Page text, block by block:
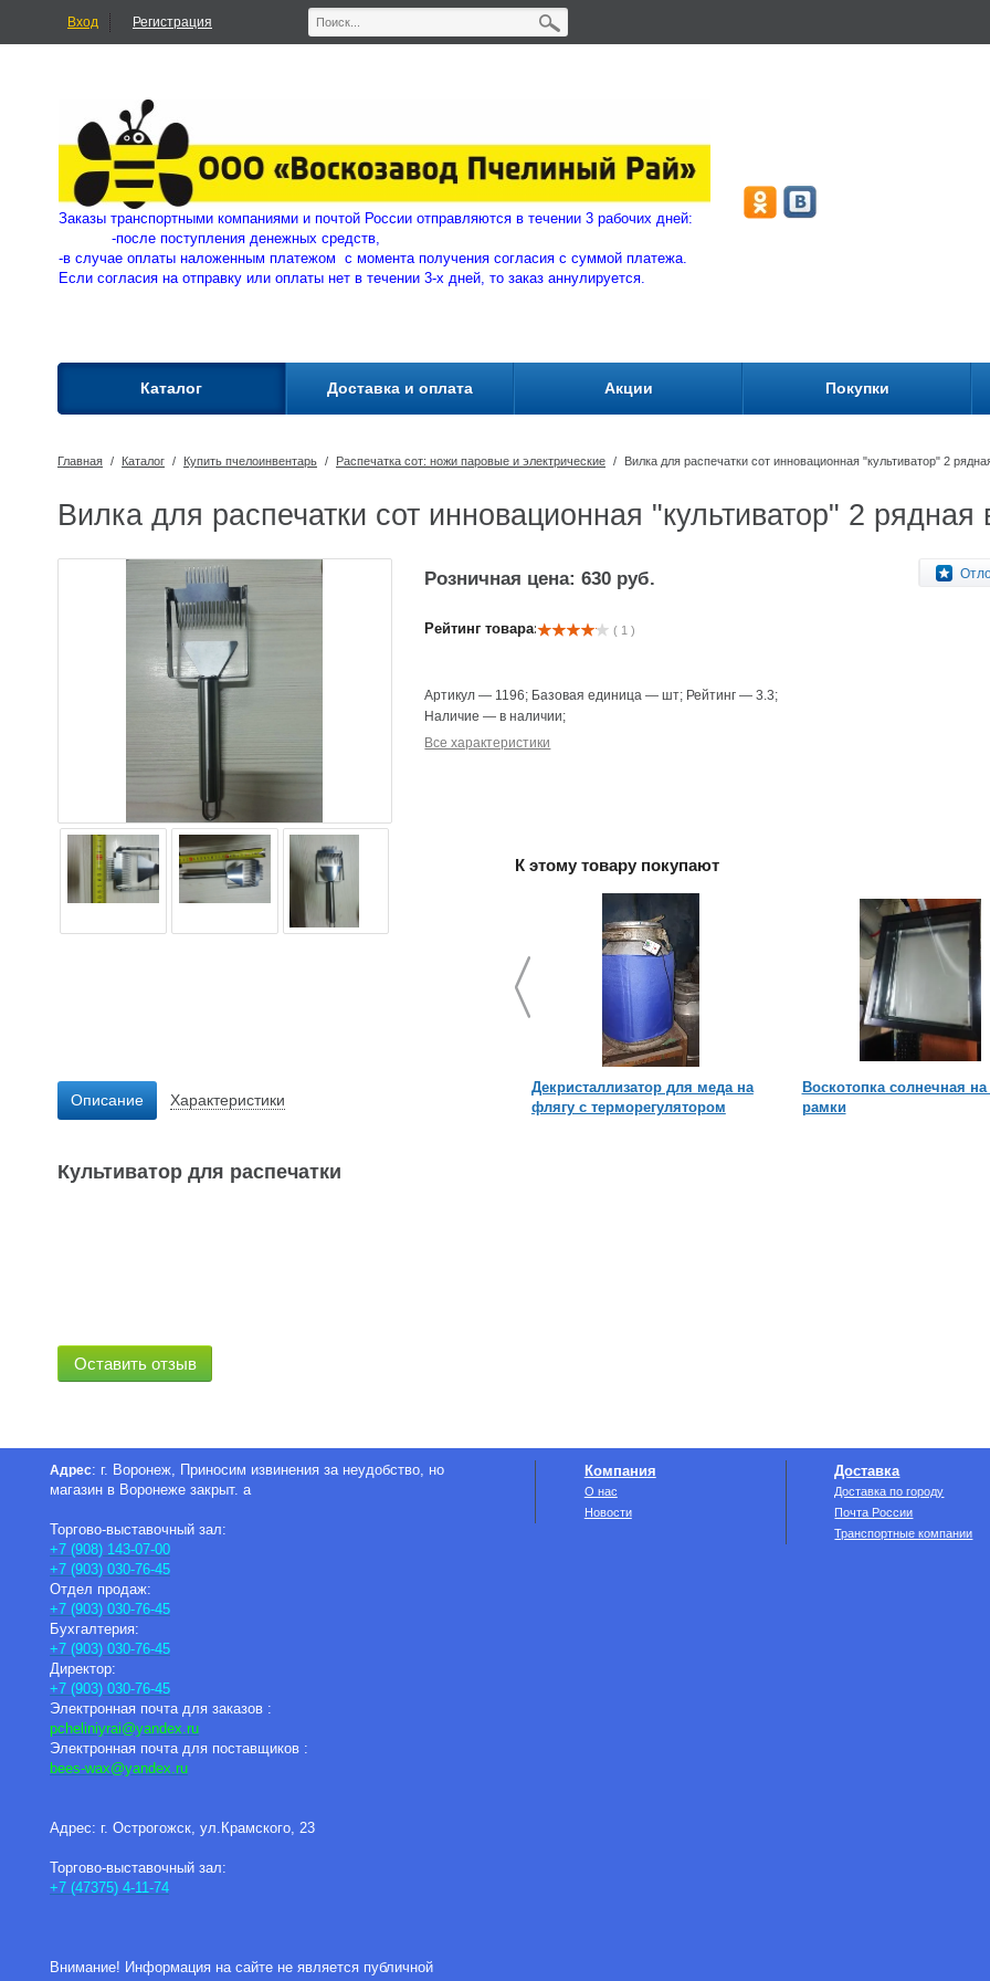
Вход Регистрация
Заказы транспортными компаниями и почтой России отправляются в течении 3 рабочих дней:
-после поступления денежных средств,
-в случае оплаты наложенным платежом с момента получения согласия с суммой платежа.
Если согласия на отправку или оплаты нет в течении 3-х дней, то заказ аннулируется.
Каталог Доставка и оплата Акции Покупки
Главная / Каталог / Купить пчелоинвентарь / Распечатка сот: ножи паровые и электрические / Вилка для распечатки сот инновационная "культиватор" 2
Вилка для распечатки сот инновационная "культиватор" 2
Розничная цена: 630 руб.
Рейтинг товара: ( 1 )
Артикул — 1196; Базовая единица —шт; Рейтинг —3.3;
Наличие —в наличии;
Все характеристики
К этому товару покупают
Декристаллизатор для меда на
флягу с терморегулятором
Воскотопка солнечная на
рамки
Описание Характеристики
Культиватор для распечатки
Оставить отзыв
Адрес: г. Воронеж, Приносим извинения за неудобство, но
магазин в Воронеже закрыт. а
Торгово-выставочный зал:
+7 (908) 143-07-00
+7 (903) 030-76-45
Отдел продаж:
+7 (903) 030-76-45
Бухгалтерия:
+7 (903) 030-76-45
Директор:
+7 (903) 030-76-45
Электронная почта для заказов :
pcheliniyrai@yandex.ru
Электронная почта для поставщиков :
bees-wax@yandex.ru
Адрес: г. Острогожск, ул.Крамского, 23
Торгово-выставочный зал:
+7 (47375) 4-11-74
Внимание! Информация на сайте не является публичной
Компания
О нас
Новости
Доставка
Доставка по городу
Почта России
Транспортные компании